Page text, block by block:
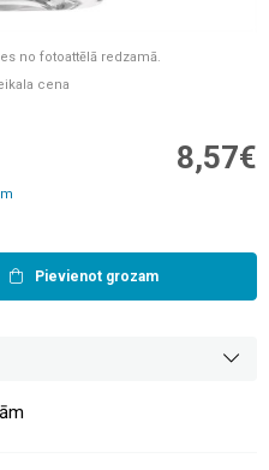
no fotoattēlā redzamā.
cena
8,57€
Pievienot grozam